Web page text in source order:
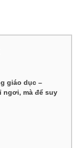
giáo dục –
ngơi, mà để suy